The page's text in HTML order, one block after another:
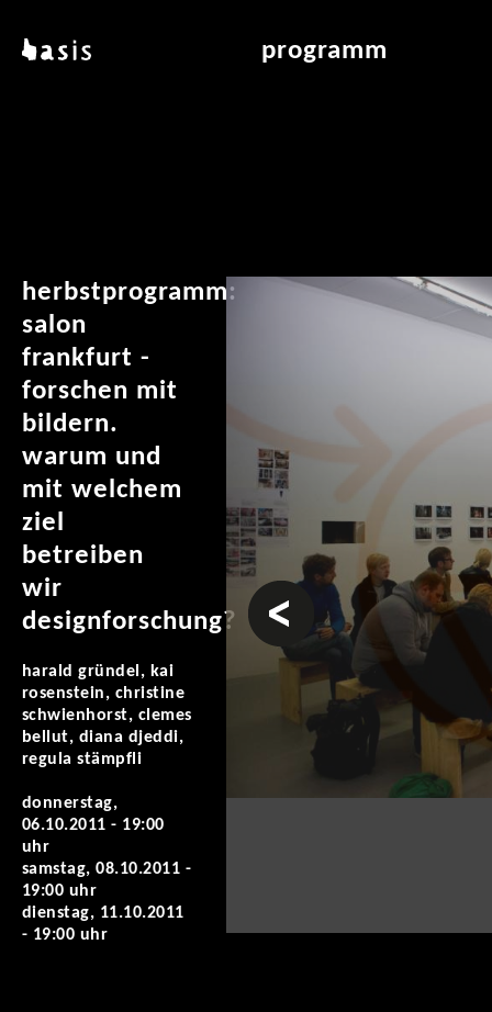
basis programm
herbstprogramm:
salon
frankfurt -
forschen mit
bildern.
warum und
mit welchem
ziel
betreiben
wir
designforschung?
harald gründel, kai
rosenstein, christine
schwienhorst, clemes
bellut, diana djeddi,
regula stämpfli
donnerstag,
06.10.2011 - 19:00
uhr
samstag, 08.10.2011 -
19:00 uhr
dienstag, 11.10.2011
- 19:00 uhr
vorheriges